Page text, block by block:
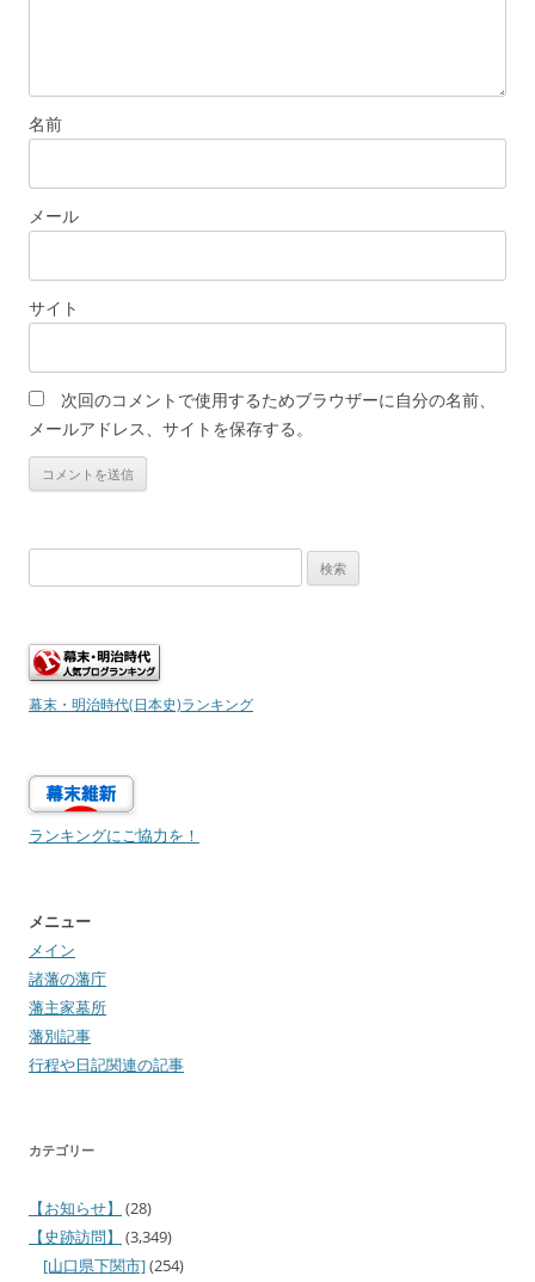
名前
メール
サイト
次回のコメントで使用するためブラウザーに自分の名前、
メールアドレス、サイトを保存する。
索:
幕末・明治時代(日本史)ランキング
ランキングにご協力を！
メニュー
メイン
諸藩の藩庁
藩主家墓所
藩別記事
行程や日記関連の記事
カテゴリー
【お知らせ】
(28)
【史跡訪問】
(3,349)
[山口県下関市](254)